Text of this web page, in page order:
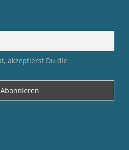
akzeptierst Du die